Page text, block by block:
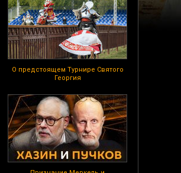
О предстоящем Турнире Святого
Георгия